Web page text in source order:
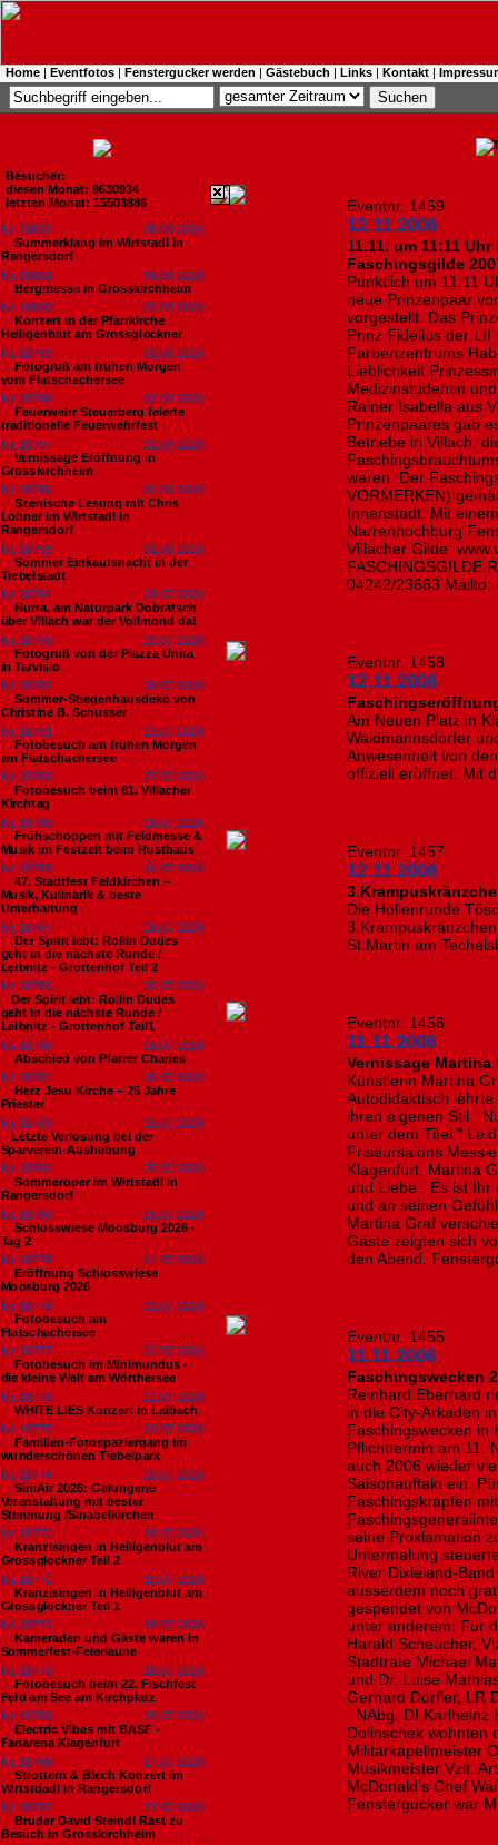
Home | Eventfotos | Fenstergucker werden | Gästebuch | Links | Kontakt |
Besucher:
diesen Monat: 9630934
letzten Monat: 15503886
Nr. 18802
08.08.2026
Summerklang im Wirtstadl in
Rangersdorf
Nr. 18801
06.08.2026
Bergmesse in Grosskirchheim
Nr. 18800
03.08.2026
Konzert in der Pfarrkirche
Heiligenblut am Grossglockner
Nr. 18799
03.08.2026
Fotogruß am frühen Morgen
vom Flatschachersee
Nr. 18798
02.08.2026
Feuerwehr Steuerberg feierte
traditionelle Feuerwehrfest
Nr. 18797
02.08.2026
Vernissage Eröffnung in
Grosskirchheim
Nr. 18796
02.08.2026
Szenische Lesung mit Chris
Lohner im Wirtstadl in
Rangersdorf
Nr. 18795
01.08.2026
Sommer Einkaufsnacht in der
Tiebelstadt
Nr. 18794
29.07.2026
Hurra, am Naturpark Dobratsch
über Villach war der Vollmond da!
Nr. 18793
29.07.2026
Fotogruß von der Piazza Unita
in Tarvisio
Nr. 18792
29.07.2026
Sommer-Stiegenhausdeko von
Christine B. Schusser
Nr. 18791
29.07.2026
Fotobesuch am frühen Morgen
am Flatschachersee
Nr. 18790
27.07.2026
Fotobesuch beim 81. Villacher
Kirchtag
Nr. 18789
26.07.2026
Frühschoppen mit Feldmesse &
Musik im Festzelt beim Rüsthaus
Nr. 18788
26.07.2026
47. Stadtfest Feldkirchen –
Musik, Kulinarik & beste
Unterhaltung
Nr. 18787
26.07.2026
Der Spirit lebt: Rollin Dudes
geht in die nächste Runde /
Leibnitz - Grottenhof Teil 2
Nr. 18786
26.07.2026
​Der Spirit lebt: Rollin Dudes
geht in die nächste Runde /
Leibnitz - Grottenhof Teil1
Nr. 18785
26.07.2026
Abschied von Pfarrer Charles
Nr. 18784
26.07.2026
Herz Jesu Kirche – 25 Jahre
Priester
Nr. 18783
25.07.2026
​Letzte Verlosung bei der
Sparverein-Aushebung
Nr. 18782
25.07.2026
Sommeroper im Wirtstadl in
Rangersdorf
Nr. 18780
25.07.2026
Schlosswiese Moosburg 2026 -
Tag 2
Nr. 18779
24.07.2026
Eröffnung Schlosswiese
Moosburg 2026
Nr. 18778
23.07.2026
Fotobesuch am
Flatschachersee
Nr. 18777
23.07.2026
Fotobesuch im Minimundus -
die kleine Welt am Wörthersee
Nr. 18776
22.07.2026
WHITE LIES Konzert in Laibach
Nr. 18775
20.07.2026
Familien-Fotospaziergang im
wunderschönen Tiebelpark
Nr. 18774
20.07.2026
SiniAir 2026: Gelungene
Veranstaltung mit bester
Stimmung /Sinabelkirchen
Nr. 18773
19.07.2026
Kranzlsingen in Heiligenblut am
Grossglockner Teil 2
Nr. 18772
19.07.2026
Kranzlsingen in Heiligenblut am
Grossglockner Teil 1
Nr. 18771
19.07.2026
Kameraden und Gäste waren in
Sommerfest-Feierlaune
Nr. 18770
18.07.2026
Fotobesuch beim 22. Fischfest
Feld am See am Kirchplatz
Nr. 18769
18.07.2026
Electric Vibes mit BASF -
Fanarena Klagenfurt
Nr. 18768
17.07.2026
Strottern & Blech Konzert im
Wirtstdadl in Rangersdorf
Nr. 18767
17.07.2026
Bruder David Steindl Rast zu
Besuch in Grosskirchheim
Eventnr. 1459
12.11.2006
11.11. um 11:11
Faschingsgilde
Pünktlich um 11:11
neue Prinzenpaar
vorgestellt. Das
Prinz Fidelius der
Farbenzentrums
Lieblichkeit
Medizinstudentin
Rainer Isabella aus
Prinzenpaares gab
Betriebe in Villach,
waren. Der
VORMERKEN)
Innenstadt. Mit
Narrenhochburg
Villacher Gilde:
FASCHINGSGILDE
04242/23663 Mailto:
Eventnr. 1458
12.11.2006
Am Neuen Platz in
Waidmannsdorfer
Anwesenheit von
offiziell eröffnet. Mit
Eventnr. 1457
12.11.2006
Die Höllenrunde
St.Martin am
Eventnr. 1456
11.11.2006
Vernissage Martina
Künstlerin Martina
Autodidaktisch
ihren eigenen Stil .
unter dem Titel "
Friseursalons
Klagenfurt. Martina
und Liebe . Es ist Ihr
und an seinen
Martina Graf
Gäste zeigten sich
den Abend.
Eventnr. 1455
11.11.2006
Faschingswecken
Reinhard Eberhard
in die City-Arkaden
Faschingswecken in
Pflichttermin am 11.
auch 2006 wieder
Saisonauftakt ein.
Faschingskrapfen
seine Proklamation
Untermalung
River Dixieland-
ausserdem noch
gespendet von
unter anderem: Für
Harald Scheucher,
Stadträte Michael
und Dr. Luise
Gerhard Dörfler, LR
. NAbg. DI
Dolinschek wohnten
Militärkapellmeister
Musikmeister Vzlt.
McDonald’s Chef
Fenstergucker war